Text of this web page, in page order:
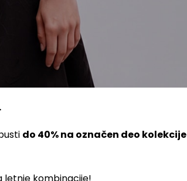
do 40% na označen deo kolekcije
letnje kombinacije!